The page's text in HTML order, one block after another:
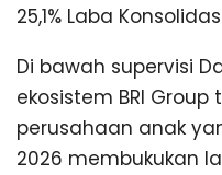
25,1% Laba
Di bawah supervisi
ekosistem BRI
perusahaan anak
2026 membukukan